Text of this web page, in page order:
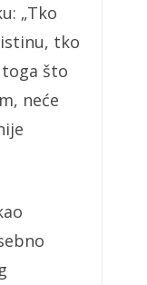
„Tko
tko
što
neće